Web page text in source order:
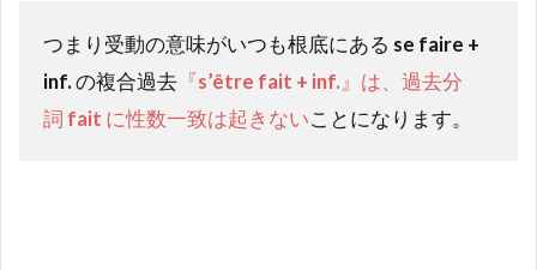
つまり受動の意味がいつも根底にある se faire +
inf.の複合過去 『s’être fait + inf. 』は、過去分
詞 fait に性数一致は起きないことになります。